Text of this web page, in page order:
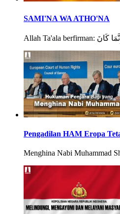
SAMI'NA WA ATHO'NA
Pengadilan HAM Eropa
Menghina Nabi Muhammad